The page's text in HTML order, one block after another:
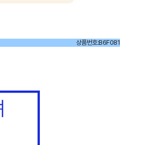
상품번호:B6F081